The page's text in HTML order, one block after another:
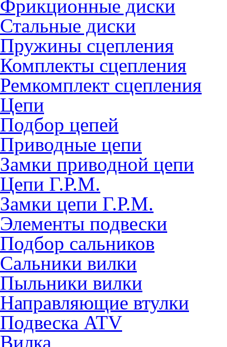
Фрикционные диски
Стальные диски
Пружины сцепления
Комплекты сцепления
Ремкомплект сцепления
Цепи
Подбор цепей
Приводные цепи
Замки приводной цепи
Цепи Г.Р.М.
Замки цепи Г.Р.М.
Элементы подвески
Подбор сальников
Сальники вилки
Пыльники вилки
Направляющие втулки
Подвеска ATV
Вилка